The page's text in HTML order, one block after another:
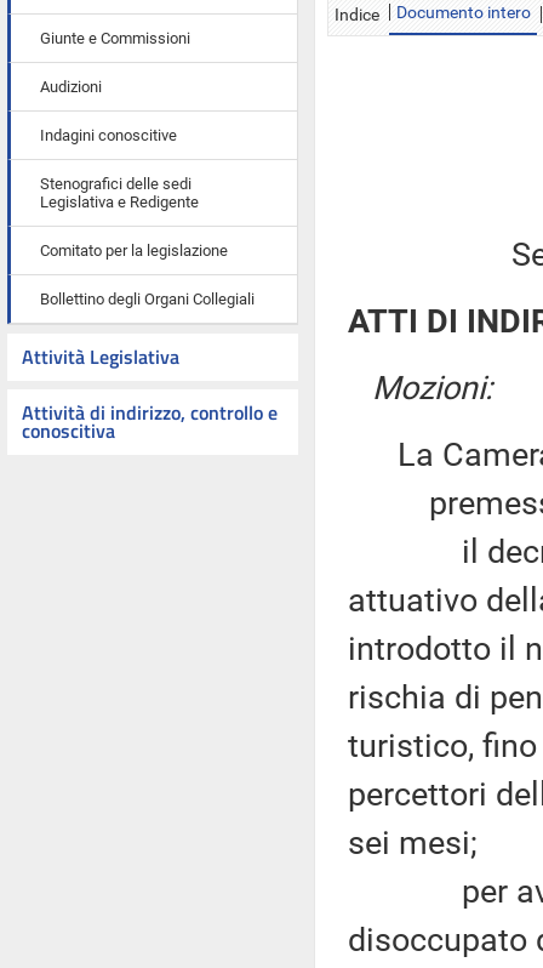
Giunte e Commissioni
Audizioni
Indagini conoscitive
Stenografici delle sedi
Legislativa e Redigente
Comitato per la legislazione
Bollettino degli Organi Collegiali
Attività Legislativa
Attività di indirizzo, controllo e
conoscitiva
Indice Documento intero
ATTI DI
Mozioni:
La
il decreto
attuativo
introdotto il
rischia di
turistico,
percettori
sei mesi;
per avere
disoccupato